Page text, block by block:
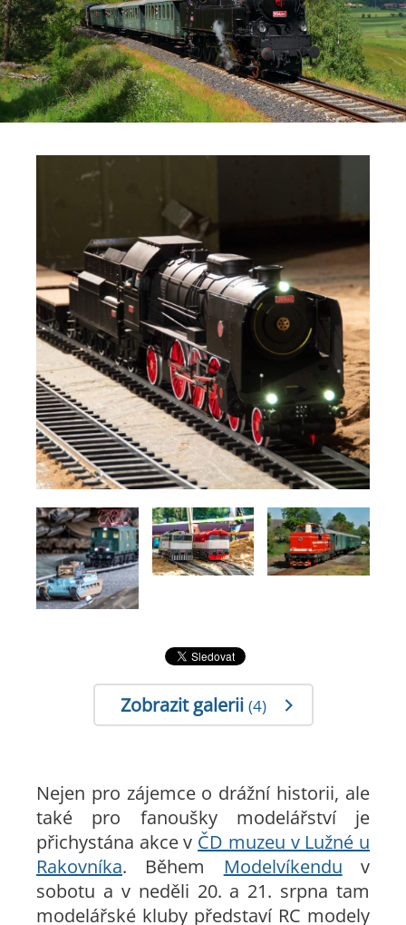
Zobrazit galerii (4)
Nejen pro zájemce o drážní historii, ale
také pro fanoušky modelářství je
přichystána akce v ČD muzeu v Lužné u
Rakovníka. Během Modelvíkendu v
sobotu a v neděli 20. a 21. srpna tam
modelářské kluby představí RC modely